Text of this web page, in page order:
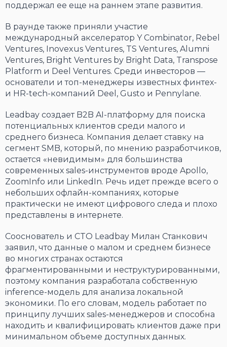
поддержал ее еще на раннем этапе развития.
В раунде также приняли участие
международный акселератор Y Combinator, Rebel
Ventures, Inovexus Ventures, TS Ventures, Alumni
Ventures, Bright Ventures by Bright Data, Transpose
Platform и Deel Ventures. Среди инвесторов —
основатели и топ-менеджеры известных финтех-
и HR-tech-компаний Deel, Gusto и Pennylane.
Leadbay создает B2B AI-платформу для поиска
потенциальных клиентов среди малого и
среднего бизнеса. Компания делает ставку на
сегмент SMB, который, по мнению разработчиков,
остается «невидимым» для большинства
современных sales-инструментов вроде Apollo,
ZoomInfo или LinkedIn. Речь идет прежде всего о
небольших офлайн-компаниях, которые
практически не имеют цифрового следа и плохо
представлены в интернете.
Сооснователь и CTO Leadbay Милан Станкович
заявил, что данные о малом и среднем бизнесе
во многих странах остаются
фрагментированными и неструктурированными,
поэтому компания разработала собственную
inference-модель для анализа локальной
экономики. По его словам, модель работает по
принципу лучших sales-менеджеров и способна
находить и квалифицировать клиентов даже при
минимальном объеме доступных данных.